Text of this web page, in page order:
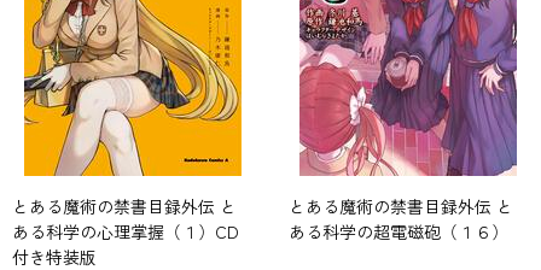
とある魔術の禁書目録外伝 と
ある科学の心理掌握（１）CD
付き特装版
とある魔術の禁書目録外伝 と
ある科学の超電磁砲（１６）